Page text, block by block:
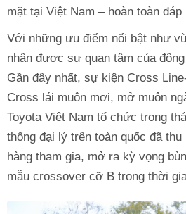
mặt tại Việt Nam – hoàn toàn
Với những ưu điểm nổi bật như
nhận được sự quan tâm của
Gần đây nhất, sự kiện Cross
Cross lái muôn mơi, mở muôn
Toyota Việt Nam tổ chức trong
thống đại lý trên toàn quốc đã
hàng tham gia, mở ra kỳ vọng
mẫu crossover cỡ B trong thời